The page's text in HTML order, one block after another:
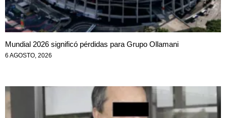
Mundial 2026 significó pérdidas para Grupo Ollamani
6 AGOSTO, 2026